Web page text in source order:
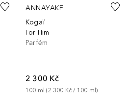
ANNAYAKE
Kogaï
For Him
Parfém
2 300 Kč
100 ml (2 300 Kč / 100 ml)